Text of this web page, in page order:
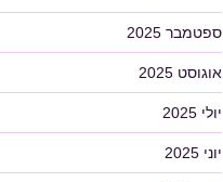
ספטמבר 2025
אוגוסט 2025
יולי 2025
יוני 2025